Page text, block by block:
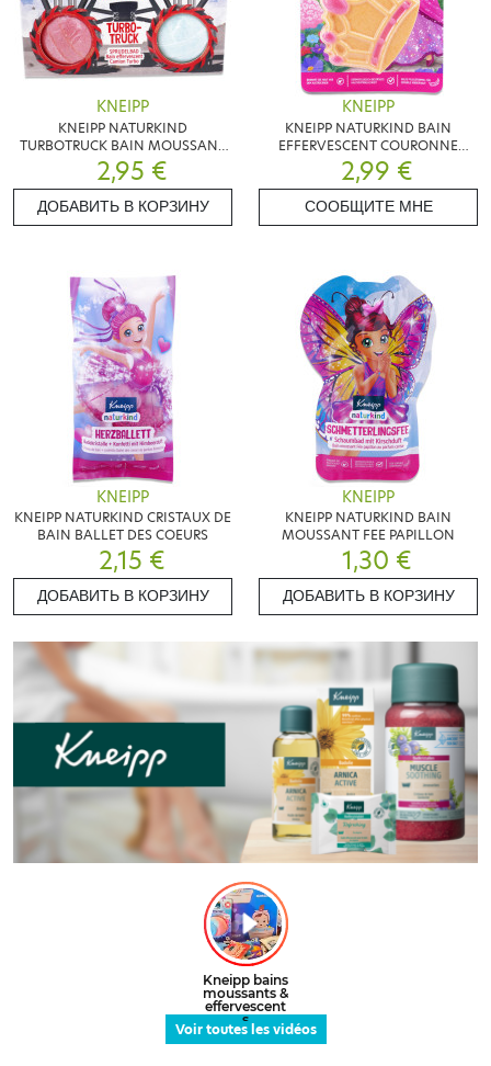
KNEIPP
KNEIPP NATURKIND
TURBOTRUCK BAIN MOUSSANT
X2
2,95 €
ДОБАВИТЬ В КОРЗИНУ
KNEIPP
KNEIPP NATURKIND BAIN
EFFERVESCENT COURONNE
MAGIQUE
2,99 €
СООБЩИТЕ МНЕ
KNEIPP
KNEIPP NATURKIND CRISTAUX DE
BAIN BALLET DES COEURS
2,15 €
ДОБАВИТЬ В КОРЗИНУ
KNEIPP
KNEIPP NATURKIND BAIN
MOUSSANT FEE PAPILLON
1,30 €
ДОБАВИТЬ В КОРЗИНУ
Voir toutes les vidéos